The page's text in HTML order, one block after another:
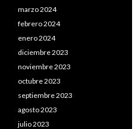
marzo 2024
febrero 2024
enero 2024
diciembre 2023
noviembre 2023
octubre 2023
septiembre 2023
agosto 2023
julio 2023